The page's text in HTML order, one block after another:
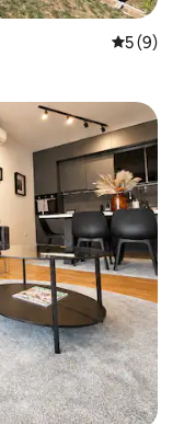
5 (9)